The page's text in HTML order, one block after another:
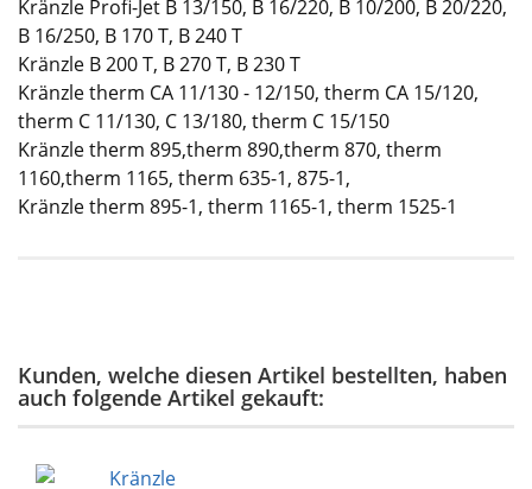
Kränzle Profi-Jet B 13/150, B 16/220, B 10/200, B 20/220,
B 16/250, B 170 T, B 240 T
Kränzle B 200 T, B 270 T, B 230 T
Kränzle therm CA 11/130 - 12/150, therm CA 15/120,
therm C 11/130, C 13/180, therm C 15/150
Kränzle therm 895,therm 890,therm 870, therm
1160,therm 1165, therm 635-1, 875-1,
Kränzle therm 895-1, therm 1165-1, therm 1525-1
Kunden, welche diesen Artikel bestellten, haben
auch folgende Artikel gekauft: